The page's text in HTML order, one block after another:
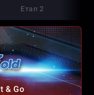
Етап 2
& Go